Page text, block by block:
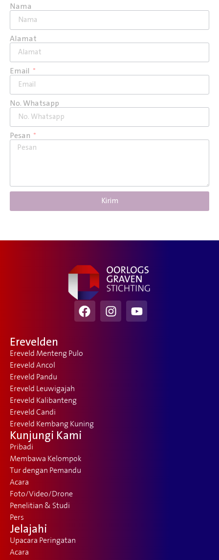
Nama
Alamat
Email
No. Whatsapp
Pesan
Kirim
Erevelden
Ereveld Menteng Pulo
Ereveld Ancol
Ereveld Pandu
Ereveld Leuwigajah
Ereveld Kalibanteng
Ereveld Candi
Ereveld Kembang Kuning
Kunjungi Kami
Pribadi
Membawa Kelompok
Tur dengan Pemandu
Acara
Foto/Video/Drone
Penelitian & Studi
Pers
Jelajahi
Upacara Peringatan
Acara